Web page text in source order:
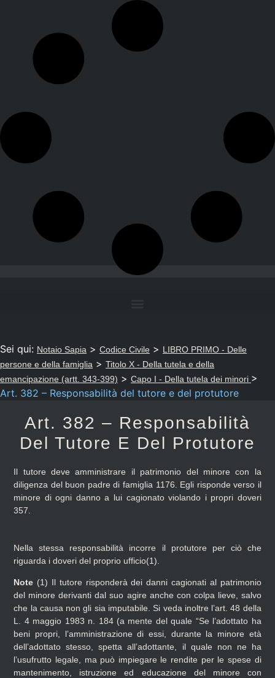
Sei qui: Notaio Sapia > Codice Civile > LIBRO PRIMO - Delle
persone e della famiglia > Titolo X - Della tutela e della
emancipazione (artt. 343-399) > Capo I - Della tutela dei minori >
Art. 382 – Responsabilità del tutore e del protutore
Art. 382 – Responsabilità
Del Tutore E Del Protutore
Il tutore deve amministrare il patrimonio del minore con la
diligenza del buon padre di famiglia 1176. Egli risponde verso il
minore di ogni danno a lui cagionato violando i propri doveri
357.
Nella stessa responsabilità incorre il protutore per ciò che
riguarda i doveri del proprio ufficio(1).
Note (1) Il tutore risponderà dei danni cagionati al patrimonio
del minore derivanti dal suo agire anche con colpa lieve, salvo
che la causa non gli sia imputabile. Si veda inoltre l’art. 48 della
L. 4 maggio 1983 n. 184 (a mente del quale “Se l’adottato ha
beni propri, l’amministrazione di essi, durante la minore età
dell’adottato stesso, spetta all’adottante, il quale non ne ha
l’usufrutto legale, ma può impiegare le rendite per le spese di
mantenimento, istruzione ed educazione del minore con